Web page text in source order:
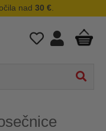
nad 30 €